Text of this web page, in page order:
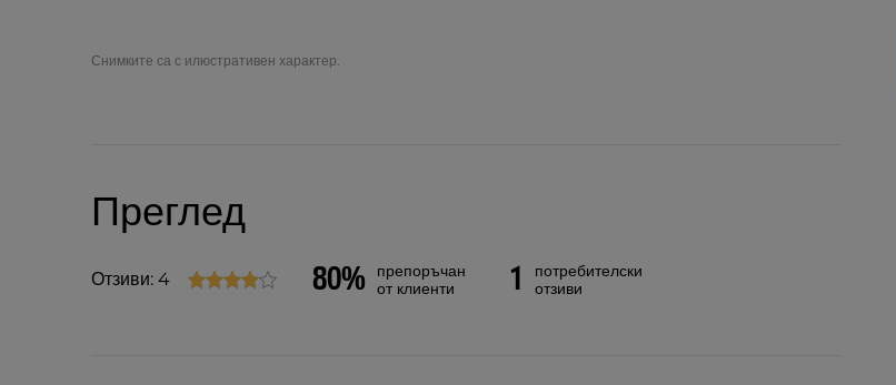
Снимките са с илюстративен характер.
Преглед
Отзиви: 4 80%
препоръчан
от клиенти
1
потребителски
отзиви